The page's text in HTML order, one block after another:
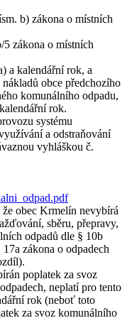
b) zákona o místních
zákona o místních
a kalendářní rok, a
obce předchozího
komunálního odpadu,
rok.
systému
a odstraňování
vyhláškou č.
obec Krmelín nevybírá
sběru, přepravy,
odpadů dle § 10b
zákona o odpadech
poplatek za svoz
neplatí pro tento
rok (neboť toto
za svoz komunálního